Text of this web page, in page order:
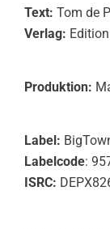
Text: Tom de
Verlag:
Produktion:
Label:
Labelcode:
ISRC: